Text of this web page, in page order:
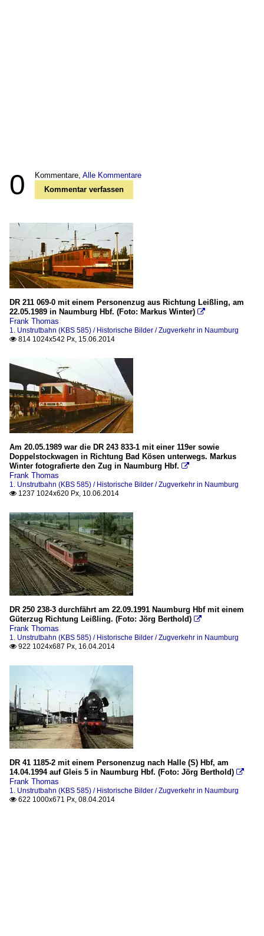
0 Kommentare, Alle Kommentare
Kommentar verfassen
DR 211 069-0 mit einem Personenzug aus Richtung Leißling, am
22.05.1989 in Naumburg Hbf. (Foto: Markus Winter) 
Frank Thomas
1. Unstrutbahn (KBS 585) / Historische Bilder / Zugverkehr in Naumburg
 814 1024x542 Px, 15.06.2014
Am 20.05.1989 war die DR 243 833-1 mit einer 119er sowie
Doppelstockwagen in Richtung Bad Kösen unterwegs. Markus
Winter fotografierte den Zug in Naumburg Hbf. 
Frank Thomas
1. Unstrutbahn (KBS 585) / Historische Bilder / Zugverkehr in Naumburg
 1237 1024x620 Px, 10.06.2014
DR 250 238-3 durchfährt am 22.09.1991 Naumburg Hbf mit einem
Güterzug Richtung Leißling. (Foto: Jörg Berthold) 
Frank Thomas
1. Unstrutbahn (KBS 585) / Historische Bilder / Zugverkehr in Naumburg
 922 1024x687 Px, 16.04.2014
DR 41 1185-2 mit einem Personenzug nach Halle (S) Hbf, am
14.04.1994 auf Gleis 5 in Naumburg Hbf. (Foto: Jörg Berthold) 
Frank Thomas
1. Unstrutbahn (KBS 585) / Historische Bilder / Zugverkehr in Naumburg
 622 1000x671 Px, 08.04.2014